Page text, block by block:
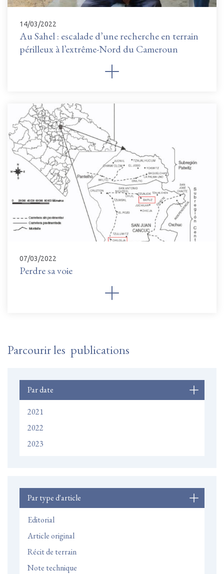
14/03/2022
Au Sahel : escalade d’une recherche en terrain
périlleux à l’extrême-Nord du Cameroun
07/03/2022
Perdre sa voie
Parcourir les publications
Par date
2021
2022
2023
Par type d'article
Editorial
Article original
Récit de terrain
Note technique